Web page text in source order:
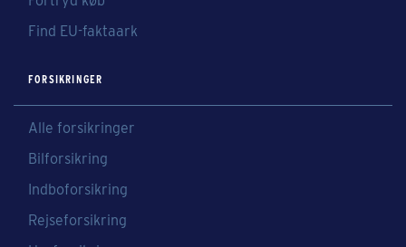
Find EU-faktaark
FORSIKRINGER
Alle forsikringer
Bilforsikring
Indboforsikring
Rejseforsikring